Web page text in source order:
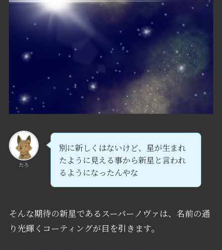
たろ
別に新しくはないけど、星が生まれ
たように見える事から新星と言われ
るようになったんやな
そんな期待の新星であるスーパーノヴァは、名前の通
り光輝くコーティングが目を引きます。